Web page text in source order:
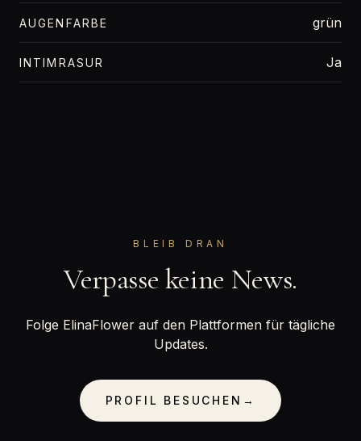
AUGENFARBE grün
INTIMRASUR Ja
BLEIB DRAN
Verpasse keine News.
Folge ElinaFlower auf den Plattformen für tägliche
Updates.
PROFIL BESUCHEN →